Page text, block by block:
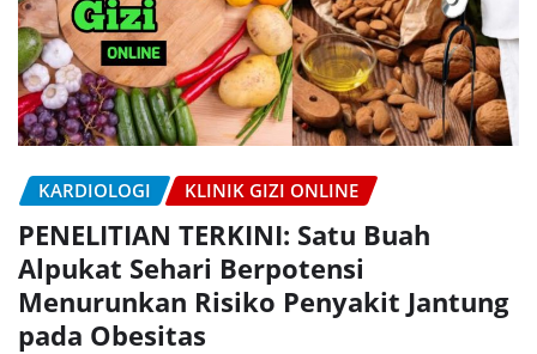
KARDIOLOGI KLINIK GIZI ONLINE
PENELITIAN TERKINI: Satu Buah
Alpukat Sehari Berpotensi
Menurunkan Risiko Penyakit Jantung
pada Obesitas